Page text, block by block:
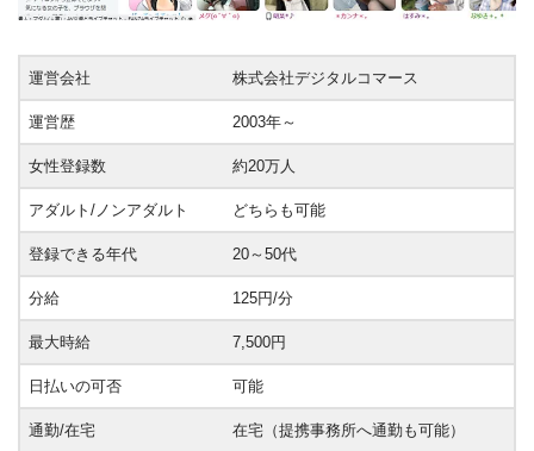
運営会社 株式会社デジタルコマース
運営歴 2003年～
女性登録数 約20万人
アダルト/ノンアダルト どちらも可能
登録できる年代 20～50代
分給 125円/分
最大時給 7,500円
日払いの可否 可能
通勤/在宅 在宅（提携事務所へ通勤も可能）